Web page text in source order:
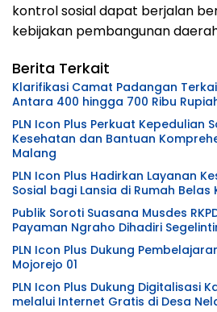
kontrol sosial dapat berjalan
kebijakan pembangunan
Berita Terkait
Klarifikasi Camat Padangan
Antara 400 hingga 700 Ribu
PLN Icon Plus Perkuat Kepedulian
Kesehatan dan Bantuan
Malang
PLN Icon Plus Hadirkan Layanan
Sosial bagi Lansia di Rumah Belas
Publik Soroti Suasana Musdes
Payaman Ngraho Dihadiri
PLN Icon Plus Dukung
Mojorejo 01
PLN Icon Plus Dukung Digitalisasi
melalui Internet Gratis di Desa